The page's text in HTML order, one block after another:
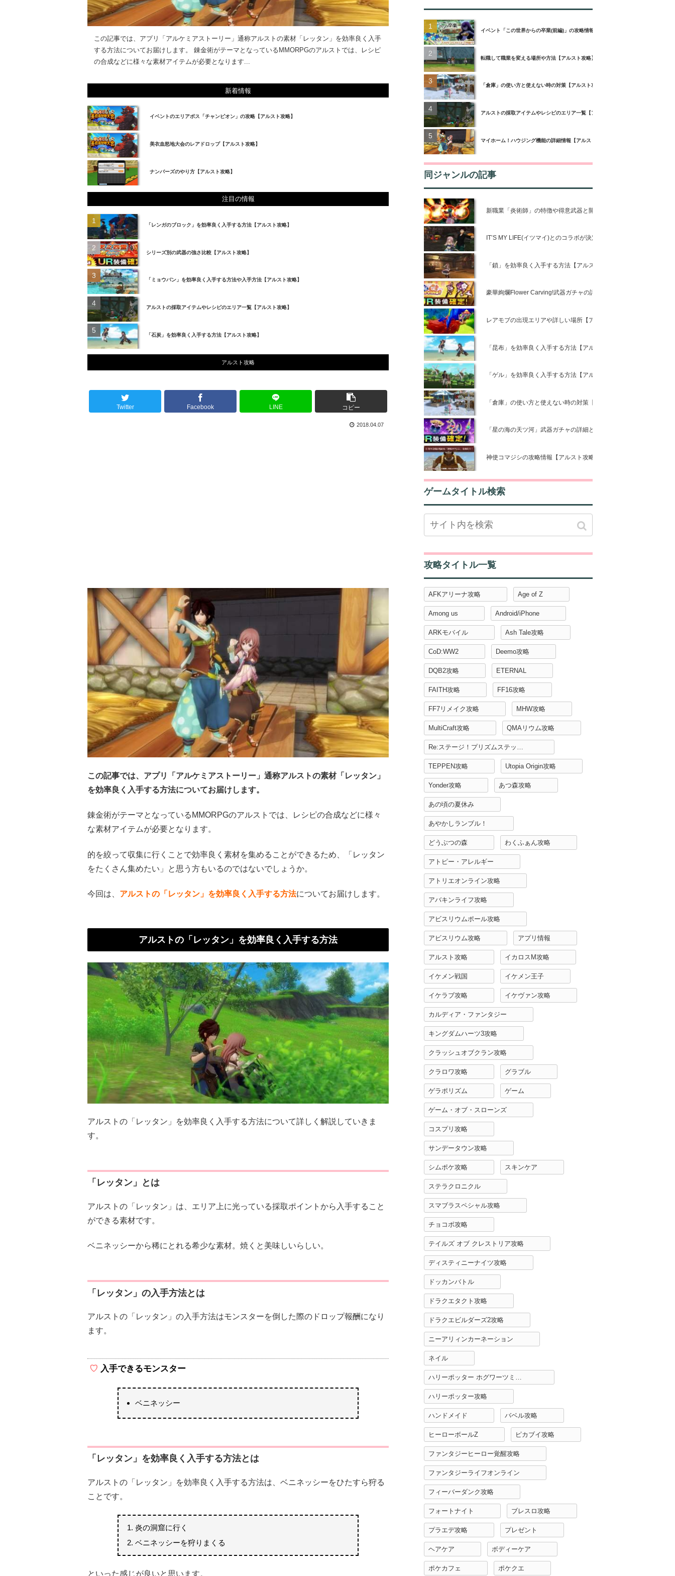
この記事では、アプリ「アルケミアストーリー」通称アルストの素材「レッタン」を効率良く入手
する方法についてお届けします。 錬金術がテーマとなっているMMORPGのアルストでは、レシピ
の合成などに様々な素材アイテムが必要となります...
新着情報
イベントのエリアボス「チャンピオン」の攻略【アルスト攻略】
美衣血怒地大会のレアドロップ【アルスト攻略】
ナンバーズのやり方【アルスト攻略】
注目の情報
「レンガのブロック」を効率良く入手する方法【アルスト攻略】
シリーズ別の武器の強さ比較【アルスト攻略】
「ミョウバン」を効率良く入手する方法や入手方法【アルスト攻略】
アルストの採取アイテムやレシピのエリア一覧【アルスト攻略】
「石炭」を効率良く入手する方法【アルスト攻略】
アルスト攻略
Twitter Facebook LINE コピー
2018.04.07
この記事では、アプリ「アルケミアストーリー」通称アルストの素材「レッタン」
を効率良く入手する方法についてお届けします。
錬金術がテーマとなっているMMORPGのアルストでは、レシピの合成などに様々
な素材アイテムが必要となります。
的を絞って収集に行くことで効率良く素材を集めることができるため、「レッタン
をたくさん集めたい」と思う方もいるのではないでしょうか。
今回は、 アルストの「レッタン」を効率良く入手する方法についてお届けします。
アルストの「レッタン」を効率良く入手する方法
アルストの「レッタン」を効率良く入手する方法について詳しく解説していきま
す。
「レッタン」とは
アルストの「レッタン」は、エリア上に光っている採取ポイントから入手すること
ができる素材です。
ベニネッシーから稀にとれる希少な素材。焼くと美味しいらしい。
「レッタン」の入手方法とは
アルストの「レッタン」の入手方法はモンスターを倒した際のドロップ報酬になり
ます。
入手できるモンスター
ベニネッシー
「レッタン」を効率良く入手する方法とは
アルストの「レッタン」を効率良く入手する方法は、ベニネッシーをひたすら狩る
ことです。
炎の洞窟に行く
ベニネッシーを狩りまくる
といった感じが良いと思います。
イベント「この世界からの卒業(前編)」の攻略情報【アルスト攻略】
転職して職業を変える場所や方法【アルスト攻略】
「倉庫」の使い方と使えない時の対策【アルスト攻略】
アルストの採取アイテムやレシピのエリア一覧【アルスト攻略】
マイホーム！ハウジング機能の詳細情報【アルスト攻略】
同ジャンルの記事
新職業「炎術師」の特徴や得意武器と開放条件【アルスト攻略】
IT’S MY LIFE(イツマイ)とのコラボが決定!詳細情報【アルスト攻略】
「鎖」を効率良く入手する方法【アルスト攻略】
豪華絢爛Flower Carving!武器ガチャの詳細と装備の強さ比較【アル
レアモブの出現エリアや詳しい場所【アルスト攻略】
「昆布」を効率良く入手する方法【アルスト攻略】
「ゲル」を効率良く入手する方法【アルスト攻略】
「倉庫」の使い方と使えない時の対策【アルスト攻略】
「星の海の天ツ河」武器ガチャの詳細と装備の強さ比較【アルスト攻
神使コマジシの攻略情報【アルスト攻略】
ゲームタイトル検索
攻略タイトル一覧
AFKアリーナ攻略 Age of Z
Among us Android/iPhone
ARKモバイル Ash Tale攻略
CoD:WW2 Deemo攻略
DQB2攻略 ETERNAL
FAITH攻略 FF16攻略
FF7リメイク攻略 MHW攻略
MultiCraft攻略 QMAリウム攻略
TEPPEN攻略 Utopia Origin攻略
Yonder攻略 あつ森攻略
あの頃の夏休み
あやかしランブル！
どうぶつの森 わくふぁん攻略
アトピー・アレルギー
アトリエオンライン攻略
アバキンライフ攻略
アビスリウムポール攻略
アビスリウム攻略 アプリ情報
アルスト攻略 イカロスM攻略
イケメン戦国 イケメン王子
イケラブ攻略 イケヴァン攻略
カルディア・ファンタジー
キングダムハーツ3攻略
クラッシュオブクラン攻略
クラロワ攻略 グラブル
ゲラポリズム ゲーム
ゲーム・オブ・スローンズ
コスプリ攻略
サンデータウン攻略
シムポケ攻略 スキンケア
ステラクロニクル
スマブラスペシャル攻略
チョコボ攻略
テイルズ オブ クレストリア攻略
ディスティニーナイツ攻略
ドッカンバトル
ドラクエタクト攻略
ドラクエビルダーズ2攻略
ニーアリィンカーネーション
ネイル
ハリーポッター攻略
ハンドメイド バベル攻略
ヒーローボールZ ピカブイ攻略
ファンタジーヒーロー覚醒攻略
ファンタジーライフオンライン
フィーバーダンク攻略
フォートナイト ブレスロ攻略
プラエデ攻略 プレゼント
ヘアケア ボディーケア
ポケカフェ ポケクエ